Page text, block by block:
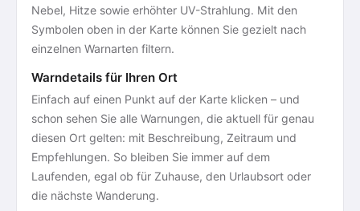
Nebel, Hitze sowie erhöhter UV-Strahlung. Mit den
Symbolen oben in der Karte können Sie gezielt nach
einzelnen Warnarten filtern.
Warndetails für Ihren Ort
Einfach auf einen Punkt auf der Karte klicken – und
schon sehen Sie alle Warnungen, die aktuell für genau
diesen Ort gelten: mit Beschreibung, Zeitraum und
Empfehlungen. So bleiben Sie immer auf dem
Laufenden, egal ob für Zuhause, den Urlaubsort oder
die nächste Wanderung.